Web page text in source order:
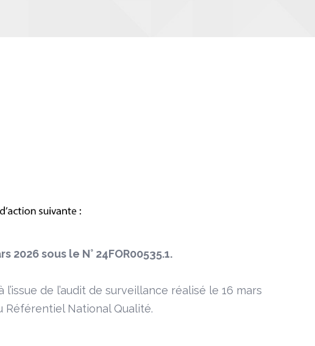
sous le N° 24FOR00535.1.
de l’audit de surveillance réalisé le 16 mars
Référentiel National Qualité.